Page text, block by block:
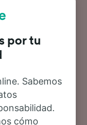
los trenes
tren de Almería
a Milán es de 40
salen de
por tu
Sabemos
cómo